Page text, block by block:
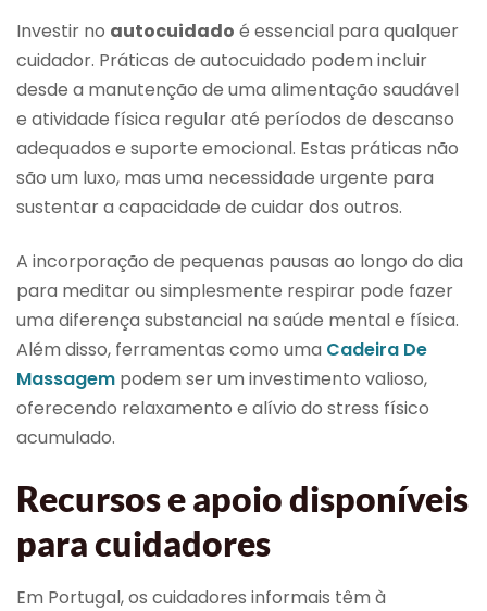
Investir no autocuidado é essencial para qualquer
cuidador. Práticas de autocuidado podem incluir
desde a manutenção de uma alimentação saudável
e atividade física regular até períodos de descanso
adequados e suporte emocional. Estas práticas não
são um luxo, mas uma necessidade urgente para
sustentar a capacidade de cuidar dos outros.
A incorporação de pequenas pausas ao longo do dia
para meditar ou simplesmente respirar pode fazer
uma diferença substancial na saúde mental e física.
Além disso, ferramentas como uma Cadeira De
Massagem podem ser um investimento valioso,
oferecendo relaxamento e alívio do stress físico
acumulado.
Recursos e apoio disponíveis
para cuidadores
Em Portugal, os cuidadores informais têm à